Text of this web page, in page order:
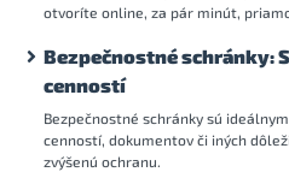
otvoríte online, za pár minút,
Bezpečnostné schránky:
cenností
Bezpečnostné schránky sú
cenností, dokumentov či iných
zvýšenú ochranu.